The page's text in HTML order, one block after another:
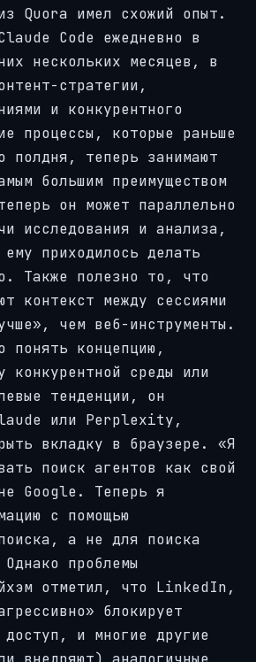
Quora имел схожий опыт.
Code ежедневно в
нескольких месяцев, в
стратегии,
и конкурентного
процессы, которые раньше
полдня, теперь занимают
большим преимуществом
он может параллельно
исследования и анализа,
приходилось делать
Также полезно то, что
контекст между сессиями
чем веб-инструменты.
понять концепцию,
конкурентной среды или
тенденции, он
или Perplexity,
вкладку в браузере. «Я
поиск агентов как свой
Google. Теперь я
с помощью
а не для поиска
проблемы
отметил, что LinkedIn,
блокирует
доступ, и многие другие